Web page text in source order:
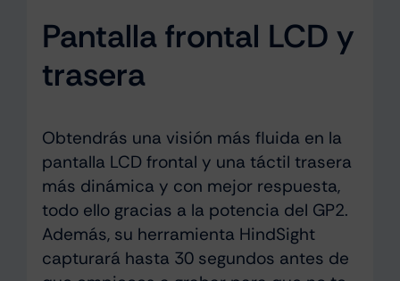
Pantalla frontal LCD y
trasera
Obtendrás una visión más fluida en la
pantalla LCD frontal y una táctil trasera
más dinámica y con mejor respuesta,
todo ello gracias a la potencia del GP2.
Además, su herramienta HindSight
capturará hasta 30 segundos antes de